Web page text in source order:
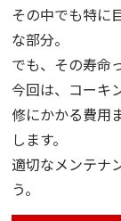
その中でも特に
な部分。
でも、その寿命
今回は、コーキ
修にかかる費用
します。
適切なメンテナ
う。